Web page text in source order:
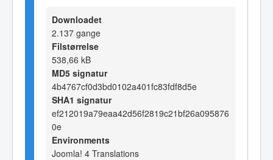
Downloadet
2.137 gange
Filstørrelse
538,66 kB
MD5 signatur
4b4767cf0d3bd0102a401fc83fdf8d5e
SHA1 signatur
ef212019a79eaa42d56f2819c21bf26a095876
0e
Environments
Joomla! 4 Translations